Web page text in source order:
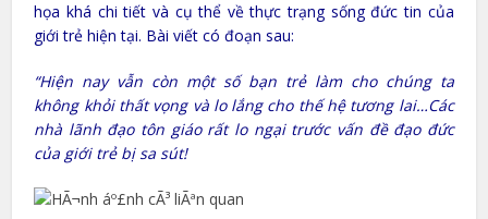
họa khá chi tiết và cụ thể về thực trạng sống đức tin của
giới trẻ hiện tại. Bài viết có đoạn sau:
“Hiện nay vẫn còn một số bạn trẻ làm cho chúng ta
không khỏi thất vọng và lo lắng cho thế hệ tương lai…Các
nhà lãnh đạo tôn giáo rất lo ngại trước vấn đề đạo đức
của giới trẻ bị sa sút!